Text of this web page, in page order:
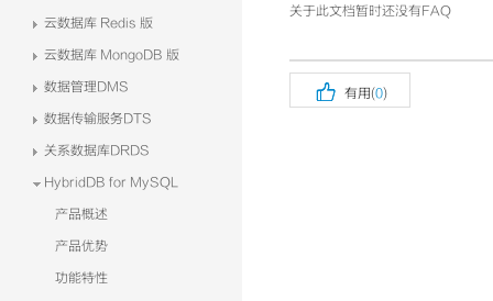
云数据库 Redis 版
云数据库 MongoDB 版
数据管理DMS
数据传输服务DTS
关系数据库DRDS
HybridDB for MySQL
产品概述
产品优势
功能特性
关于此文档暂时还没有FAQ
 有用(0)